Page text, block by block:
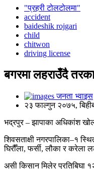
"प्रहरी टोलटोलमा"
accident
baideshik rojgari
child
chitwon
driving license
बगरमा लहराउँदै
जनता भ्वाइस
२३ फाल्गुन २०७५,
भद्रपुर – झापाका अधिकांश
शिवसताक्षी नगरपालिका–१
घिरौँला, फर्सी, लौका र करेला
असी किसान मिलेर प्रतिबिघा